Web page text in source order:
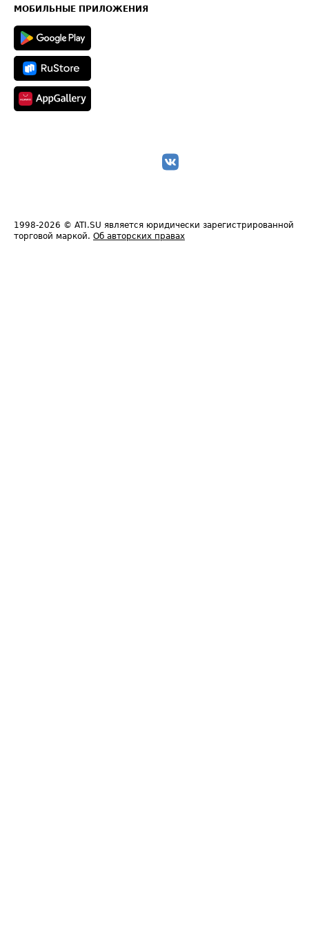
Техническая информация
МОБИЛЬНЫЕ ПРИЛОЖЕНИЯ
1998-2026 © ATI.SU является юридически зарегистрированной
торговой маркой. Об авторских правах